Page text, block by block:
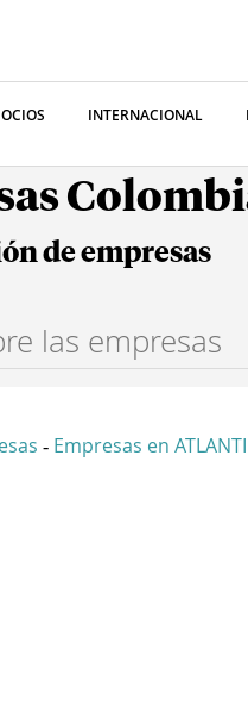
INTERNACIONAL
de empresas
- Empresas en